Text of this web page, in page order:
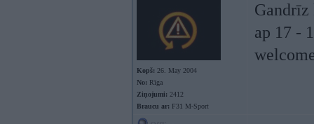
Kopš: 26. May 2004
No: Rīga
Ziņojumi: 2412
Braucu ar: F31 M-Sport
Gandrīz
ap 17 -